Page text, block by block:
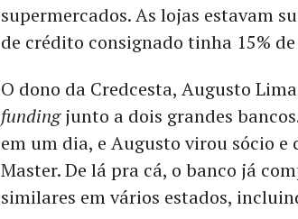
supermercados. As lojas estavam
de crédito consignado tinha 15%
O dono da Credcesta, Augusto
fundingjunto a dois grandes
em um dia, e Augusto virou sócio e
Master. De lá pra cá, o banco já
similares em vários estados,